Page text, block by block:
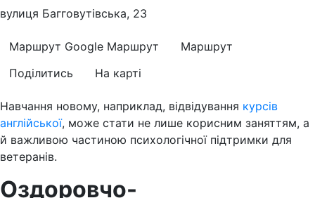
вулиця Багговутівська, 23
Маршрут Google Маршрут
Маршрут
Поділитись
На карті
Навчання новому, наприклад, відвідування курсів
англійської, може стати не лише корисним заняттям, а
й важливою частиною психологічної підтримки для
ветеранів.
Оздоровчо-